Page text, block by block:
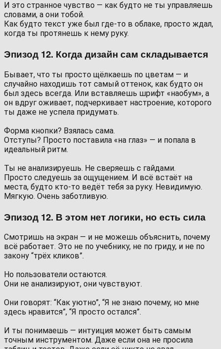
И это странное чувство — как будто не ты управляешь
словами, а они тобой.
Как будто текст уже был где-то в облаке, просто ждал,
когда ты протянешь к нему руку.
Эпизод 12. Когда дизайн сам складывается
Бывает, что ты просто щёлкаешь по цветам — и
случайно находишь тот самый оттенок, как будто он
был здесь всегда. Или вставляешь шрифт «наобум», а
он вдруг оживает, подчеркивает настроение, которого
ты даже не успела придумать.
Форма кнопки? Взялась сама.
Отступы? Просто поставила «на глаз» — и попала в
идеальный ритм.
Ты не анализируешь. Не сверяешь с гайдами.
Просто следуешь за ощущением. И всё встаёт на
места, будто кто-то ведёт тебя за руку. Невидимую.
Мягкую. Очень заботливую.
Эпизод 12. В этом нет логики, но есть сила
Смотришь на экран — и не можешь объяснить, почему
всё работает. Это не по учебнику, не по гриду, и не по
закону “трёх кликов”.
Но пользователи остаются.
Они не анализируют, они чувствуют.
Они говорят: “Как уютно”, “Я не знаю почему, но мне
здесь нравится”, “Я просто остался”.
И ты понимаешь — интуиция может быть самым
точным инструментом. Даже если она не просила